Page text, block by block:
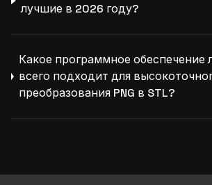
лучшие в 2026 году?
Какое программное обеспечение
всего подходит для
преобразования PNG в STL?